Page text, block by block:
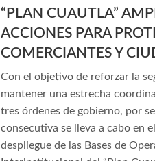
“PLAN CUAUTLA”
ACCIONES PARA
COMERCIANTES Y
Con el objetivo de reforzar la
mantener una estrecha
tres órdenes de gobierno, por
consecutiva se lleva a cabo en
despliegue de las Bases de